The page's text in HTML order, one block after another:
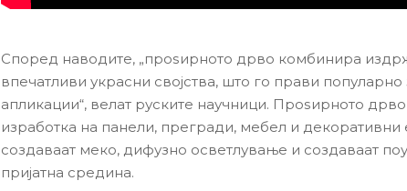
Според наводите, „проѕирното дрво комбинира
впечатливи украсни својства, што го прави
апликации“, велат руските научници. Проѕирното
изработка на панели, прегради, мебел и
создаваат меко, дифузно осветлување и создаваат
пријатна средина.